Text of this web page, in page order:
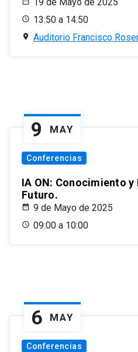
13:50 a 14:50
Auditorio Francisco
9 MAY
Conferencias
IA ON: Conocimiento
Futuro.
9 de Mayo de 2025
09:00 a 10:00
6 MAY
Conferencias